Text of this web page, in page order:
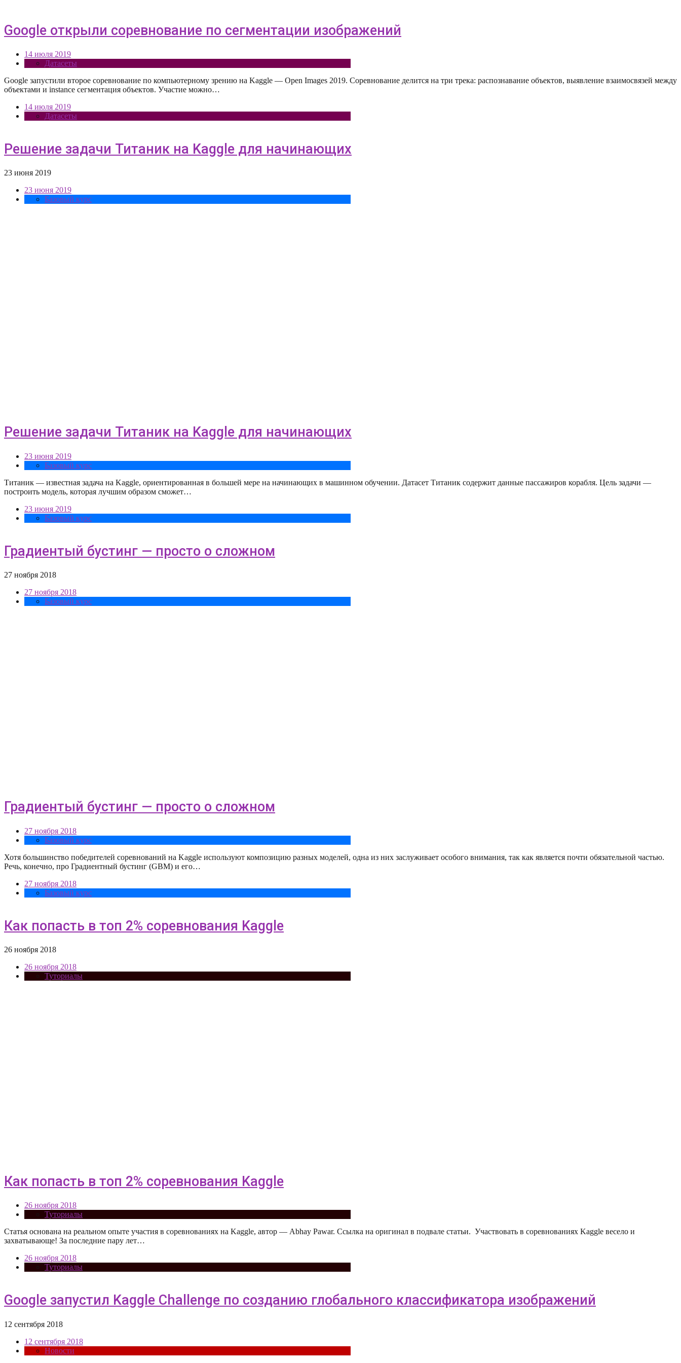
Google открыли соревнование по сегментации изображений
14 июля 2019
Датасеты
Google запустили второе соревнование по компьютерному зрению на Kaggle — Open Images 2019. Соревнование делится на три трека: распознавание объектов, выявление взаимосвязей между
объектами и instance сегментация объектов. Участие можно…
14 июля 2019
Датасеты
Решение задачи Титаник на Kaggle для начинающих
23 июня 2019
23 июня 2019
Базовый курс
Решение задачи Титаник на Kaggle для начинающих
23 июня 2019
Базовый курс
Титаник — известная задача на Kaggle, ориентированная в большей мере на начинающих в машинном обучении. Датасет Титаник содержит данные пассажиров корабля. Цель задачи —
построить модель, которая лучшим образом сможет…
23 июня 2019
Базовый курс
Градиентый бустинг — просто о сложном
27 ноября 2018
27 ноября 2018
Базовый курс
Градиентый бустинг — просто о сложном
27 ноября 2018
Базовый курс
Хотя большинство победителей соревнований на Kaggle используют композицию разных моделей, одна из них заслуживает особого внимания, так как является почти обязательной частью.
Речь, конечно, про Градиентный бустинг (GBM) и его…
27 ноября 2018
Базовый курс
Как попасть в топ 2% соревнования Kaggle
26 ноября 2018
26 ноября 2018
Туториалы
Как попасть в топ 2% соревнования Kaggle
26 ноября 2018
Туториалы
Статья основана на реальном опыте участия в соревнованиях на Kaggle, автор — Abhay Pawar. Ссылка на оригинал в подвале статьи. Участвовать в соревнованиях Kaggle весело и
захватывающе! За последние пару лет…
26 ноября 2018
Туториалы
Google запустил Kaggle Challenge по созданию глобального классификатора изображений
12 сентября 2018
12 сентября 2018
Новости